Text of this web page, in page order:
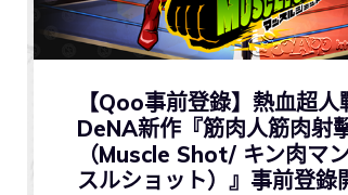
【Qoo事前登錄】熱血超人
DeNA新作『筋肉人筋肉射
（Muscle Shot/ キン肉マ
スルショット）』事前登錄